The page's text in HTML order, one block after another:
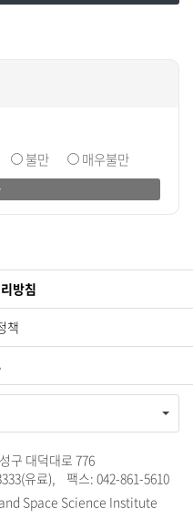
불만
매우불만
방침
책
구 대덕대로 776
유료), 팩스: 042-861-5610
Space Science Institute